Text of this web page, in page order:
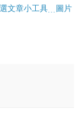
文章小工具﹍圖片